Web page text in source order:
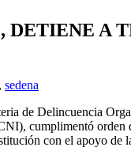
A
, sedena
de Delincuencia
cumplimentó orden
con el apoyo